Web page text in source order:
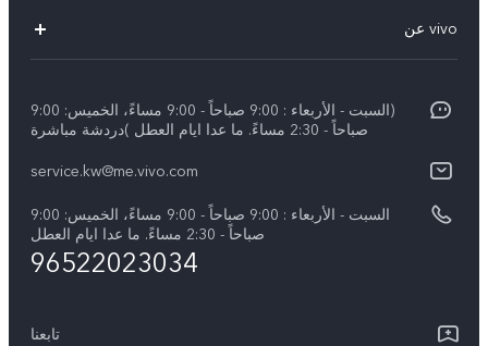
X200 FE (New)
V50 Lite 5G
V50 5G
Funtouch OS
بيان الخصوصية بشأن خدمة العملاء
vivo عن
نبذة عنا
مركز الخصوصية لدى vivo
(السبت - الأربعاء : 9:00 صباحاً - 9:00 مساءً، الخميس: 9:00
صباحاً - 2:30 مساءً. ما عدا ايام العطل )دردشة مباشرة
service.kw@me.vivo.com
السبت - الأربعاء : 9:00 صباحاً - 9:00 مساءً، الخميس: 9:00
صباحاً - 2:30 مساءً. ما عدا ايام العطل
96522023034
تابعنا